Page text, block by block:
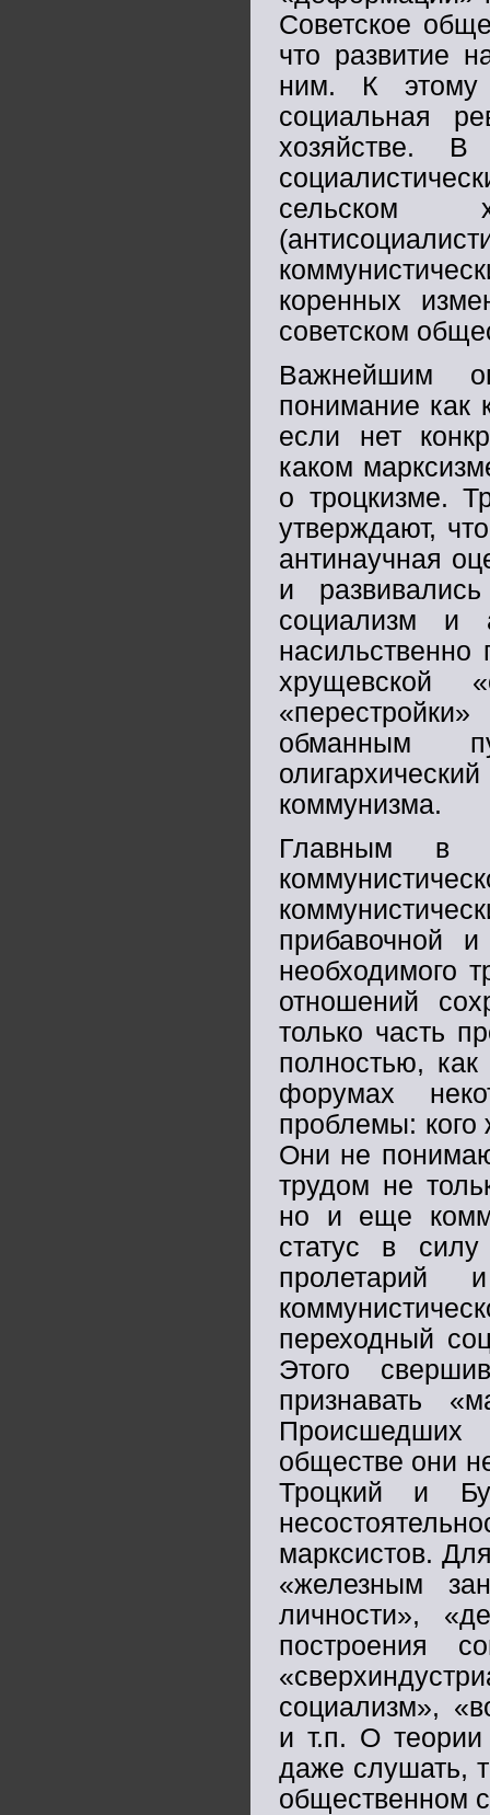
Советское
что развитие
ним. К этому
социальная
хозяйстве.
сельском
коренных
советском
Важнейшим
понимание как
если нет
каком
о троцкизме.
утверждают,
антинаучная
и
социализм и
хрущевской
обманным
коммунизма.
Главным в
прибавочной
необходимого
отношений
только часть
полностью,
форумах
проблемы: кого
Они не
трудом не
но и еще
статус в
пролетарий
переходный
Этого
признавать
Происшедших
обществе они
Троцкий и
марксистов.
«железным
личности»,
построения
социализм»,
и т.п. О теории
даже слушать,
общественном